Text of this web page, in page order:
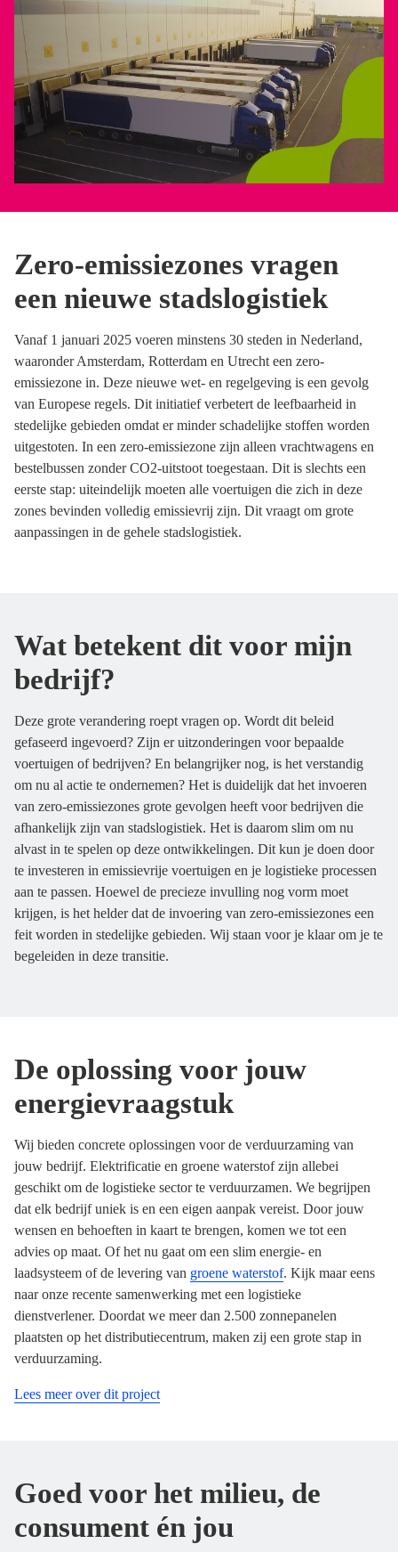
Zero-emissiezones vragen
een nieuwe stadslogistiek
Vanaf 1 januari 2025 voeren minstens 30 steden in Nederland,
waaronder Amsterdam, Rotterdam en Utrecht een zero-
emissiezone in. Deze nieuwe wet- en regelgeving is een gevolg
van Europese regels. Dit initiatief verbetert de leefbaarheid in
stedelijke gebieden omdat er minder schadelijke stoffen worden
uitgestoten. In een zero-emissiezone zijn alleen vrachtwagens en
bestelbussen zonder CO2-uitstoot toegestaan. Dit is slechts een
eerste stap: uiteindelijk moeten alle voertuigen die zich in deze
zones bevinden volledig emissievrij zijn. Dit vraagt om grote
aanpassingen in de gehele stadslogistiek.
Wat betekent dit voor mijn
bedrijf?
Deze grote verandering roept vragen op. Wordt dit beleid
gefaseerd ingevoerd? Zijn er uitzonderingen voor bepaalde
voertuigen of bedrijven? En belangrijker nog, is het verstandig
om nu al actie te ondernemen? Het is duidelijk dat het invoeren
van zero-emissiezones grote gevolgen heeft voor bedrijven die
afhankelijk zijn van stadslogistiek. Het is daarom slim om nu
alvast in te spelen op deze ontwikkelingen. Dit kun je doen door
te investeren in emissievrije voertuigen en je logistieke processen
aan te passen. Hoewel de precieze invulling nog vorm moet
krijgen, is het helder dat de invoering van zero-emissiezones een
feit worden in stedelijke gebieden. Wij staan voor je klaar om je te
begeleiden in deze transitie.
De oplossing voor jouw
energievraagstuk
Wij bieden concrete oplossingen voor de verduurzaming van
jouw bedrijf. Elektrificatie en groene waterstof zijn allebei
geschikt om de logistieke sector te verduurzamen. We begrijpen
dat elk bedrijf uniek is en een eigen aanpak vereist. Door jouw
wensen en behoeften in kaart te brengen, komen we tot een
advies op maat. Of het nu gaat om een slim energie- en
laadsysteem of de levering van groene waterstof. Kijk maar eens
naar onze recente samenwerking met een logistieke
dienstverlener. Doordat we meer dan 2.500 zonnepanelen
plaatsten op het distributiecentrum, maken zij een grote stap in
verduurzaming.
Lees meer over dit project
Goed voor het milieu, de
consument én jou